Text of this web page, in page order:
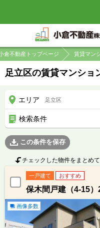
倉不動産トップページ 賃貸マン
足立区の賃貸マンショ
エリア 足立区
検索条件
この条件を保存
チェックした物件をまとめて
一戸建て おすすめ
保木間戸建（4-15）
画像多数